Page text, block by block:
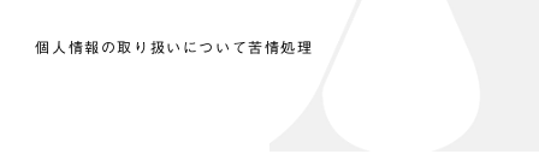
個人情報の取り扱いについて苦情処理